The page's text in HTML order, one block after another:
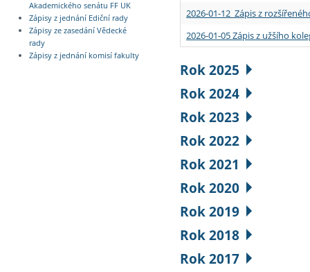
Akademického senátu FF UK
Zápisy z jednání Ediční rady
Zápisy ze zasedání Vědecké
rady
Zápisy z jednání komisí fakulty
2026-01-12 Zápis z
2026-01-05 Zápis z užšího
Rok 2025
Rok 2024
Rok 2023
Rok 2022
Rok 2021
Rok 2020
Rok 2019
Rok 2018
Rok 2017